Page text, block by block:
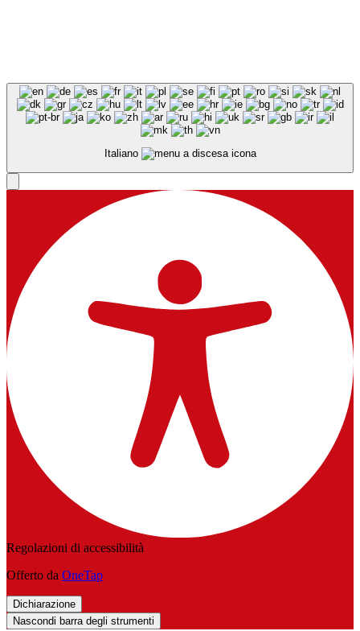
Italiano
Regolazioni di accessibilità
Offerto da OneTap
Dichiarazione
Nascondi barra degli strumenti